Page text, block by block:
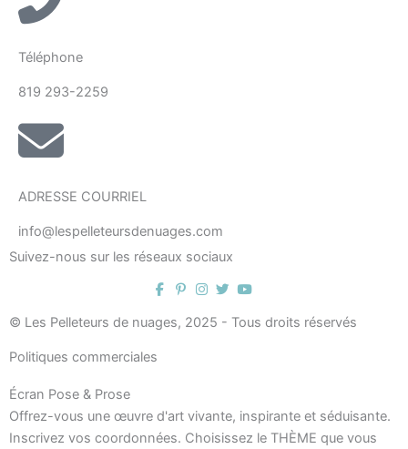
Téléphone
819 293-2259
ADRESSE COURRIEL
info@lespelleteursdenuages.com
Suivez-nous sur les réseaux sociaux
© Les Pelleteurs de nuages, 2025 - Tous droits réservés
Politiques commerciales
Écran Pose & Prose
Offrez-vous une œuvre d'art vivante, inspirante et séduisante.
Inscrivez vos coordonnées. Choisissez le THÈME que vous